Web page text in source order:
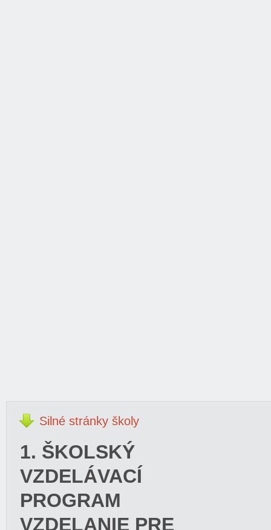
Silné stránky školy
1. ŠKOLSKÝ
VZDELÁVACÍ
PROGRAM
VZDELANIE PRE